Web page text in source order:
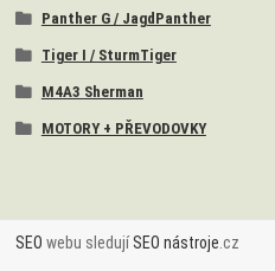
Panther G / JagdPanther
Tiger I / SturmTiger
M4A3 Sherman
MOTORY + PŘEVODOVKY
SEO webu sledujíSEO nástroje .cz